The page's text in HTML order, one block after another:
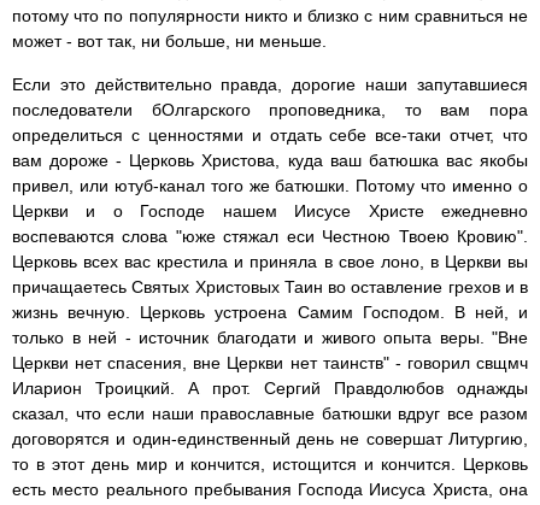
потому что по популярности никто и близко с ним сравниться не
может - вот так, ни больше, ни меньше.
Если это действительно правда, дорогие наши запутавшиеся
последователи бОлгарского проповедника, то вам пора
определиться с ценностями и отдать себе все-таки отчет, что
вам дороже - Церковь Христова, куда ваш батюшка вас якобы
привел, или ютуб-канал того же батюшки. Потому что именно о
Церкви и о Господе нашем Иисусе Христе ежедневно
воспеваются слова "юже стяжал еси Честною Твоею Кровию".
Церковь всех вас крестила и приняла в свое лоно, в Церкви вы
причащаетесь Святых Христовых Таин во оставление грехов и в
жизнь вечную. Церковь устроена Самим Господом. В ней, и
только в ней - источник благодати и живого опыта веры. "Вне
Церкви нет спасения, вне Церкви нет таинств" - говорил свщмч
Иларион Троицкий. А прот. Сергий Правдолюбов однажды
сказал, что если наши православные батюшки вдруг все разом
договорятся и один-единственный день не совершат Литургию,
то в этот день мир и кончится, истощится и кончится. Церковь
есть место реального пребывания Господа Иисуса Христа, она